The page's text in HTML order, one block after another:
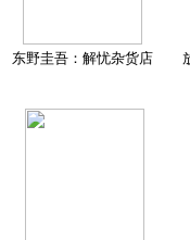
东野圭吾：解忧杂货店